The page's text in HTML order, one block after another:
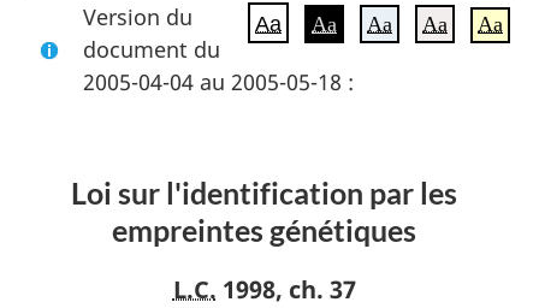
Aa Aa Aa Aa Aa
Version du
document du
2005-04-04 au 2005-05-18 :
Loi sur l'identification par les
empreintes génétiques
L.C. 1998, ch. 37